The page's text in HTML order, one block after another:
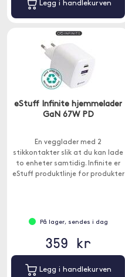
Legg i handlekurven
eStuff Infinite hjemmelader
GaN 67W PD
En vegglader med 2
stikkontakter slik at du kan lade
to enheter samtidig. Infinite er
eStuff produktlinje for produkter
På lager, sendes i dag
359 kr
Legg i handlekurven